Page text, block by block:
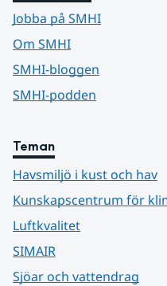
Jobba på SMHI
Om SMHI
SMHI-bloggen
SMHI-podden
Teman
Havsmiljö i kust och hav
Kunskapscentrum för
Luftkvalitet
SIMAIR
Sjöar och vattendrag